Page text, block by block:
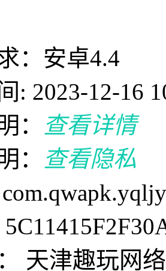
：安卓4.4
: 2023-12-16
：
查看详情
：
查看隐私
天津趣玩网